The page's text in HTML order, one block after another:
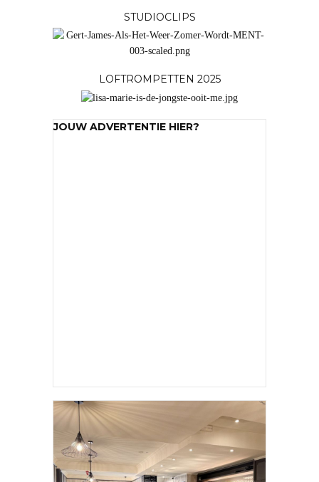
STUDIOCLIPS
LOFTROMPETTEN 2025
JOUW ADVERTENTIE HIER?